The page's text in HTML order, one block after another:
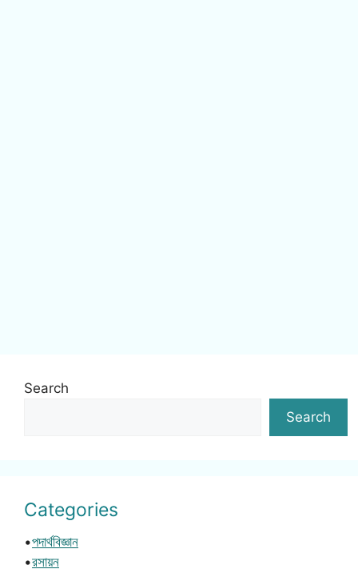
Search
Search
Categories
•পদার্থবিজ্ঞান
•রসায়ন